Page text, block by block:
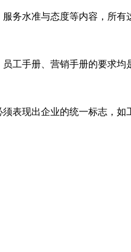
务水准与态度等内容，所
工手册、营销手册的要求
表现出企业的统一标志，如